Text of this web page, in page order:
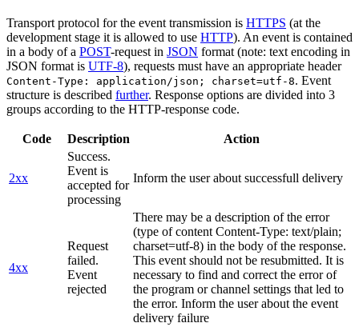
Transport protocol for the event transmission is HTTPS (at the
development stage it is allowed to use HTTP). An event is contained
in a body of a POST-request in JSON format (note: text encoding in
JSON format is UTF-8), requests must have an appropriate header
Content-Type: application/json; charset=utf-8. Event
structure is described further. Response options are divided into 3
groups according to the HTTP-response code.
Code Description Action
2xx
Success.
Event is
accepted for
processing
Inform the user about successfull delivery
4xx
Request
failed.
Event
rejected
There may be a description of the error
(type of content Content-Type: text/plain;
charset=utf-8) in the body of the response.
This event should not be resubmitted. It is
necessary to find and correct the error of
the program or channel settings that led to
the error. Inform the user about the event
delivery failure